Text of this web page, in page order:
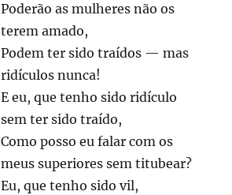
Poderão as mulheres não os
terem amado,
Podem ter sido traídos — mas
ridículos nunca!
E eu, que tenho sido ridículo
sem ter sido traído,
Como posso eu falar com os
meus superiores sem titubear?
Eu, que tenho sido vil,